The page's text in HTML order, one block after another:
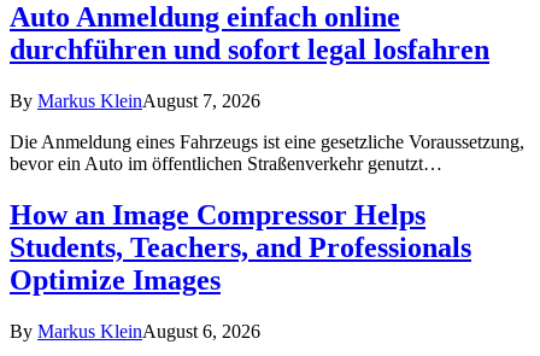
Auto Anmeldung einfach online
durchführen und sofort legal losfahren
By Markus KleinAugust 7, 2026
Die Anmeldung eines Fahrzeugs ist eine gesetzliche Voraussetzung,
bevor ein Auto im öffentlichen Straßenverkehr genutzt…
How an Image Compressor Helps
Students, Teachers, and Professionals
Optimize Images
By Markus KleinAugust 6, 2026